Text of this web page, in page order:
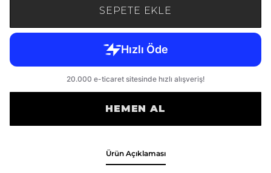
SEPETE EKLE
HEMEN AL
Ürün Açıklaması